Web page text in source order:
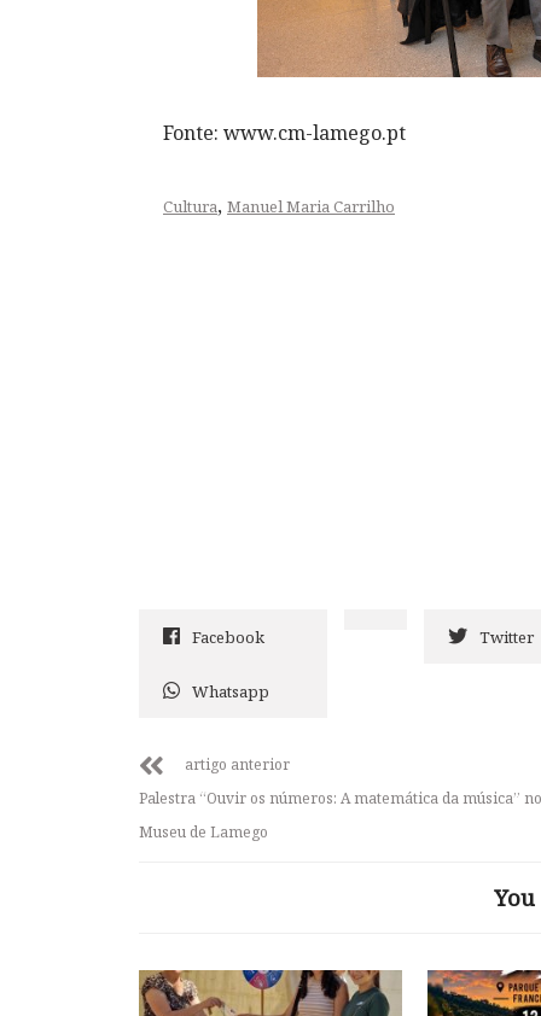
Fonte: www.cm-lamego.pt
Cultura, Manuel Maria Carrilho
Facebook Twitter
Whatsapp
artigo anterior
Palestra “Ouvir os números: A matemática da música” no
Museu de Lamego